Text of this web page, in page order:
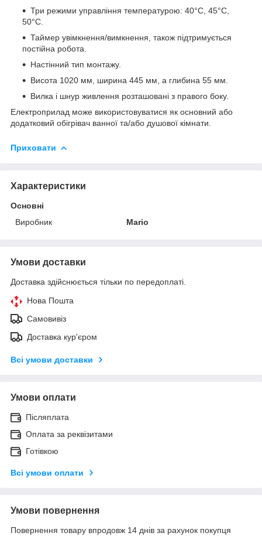
Три режими управління температурою: 40°С, 45°С,
50°С.
Таймер увімкнення/вимкнення, також підтримується
постійна робота.
Настінний тип монтажу.
Висота 1020 мм, ширина 445 мм, а глибина 55 мм.
Вилка і шнур живлення розташовані з правого боку.
Електроприлад може використовуватися як основний або
додатковий обігрівач ванної та/або душової кімнати.
Приховати
Характеристики
Основні
Виробник
Mario
Умови доставки
Доставка здійснюється тільки по передоплаті.
Нова Пошта
Самовивіз
Доставка кур'єром
Всі умови доставки
Умови оплати
Післяплата
Оплата за реквізитами
Готівкою
Всі умови оплати
Умови повернення
Повернення товару впродовж 14 днів за рахунок покупця